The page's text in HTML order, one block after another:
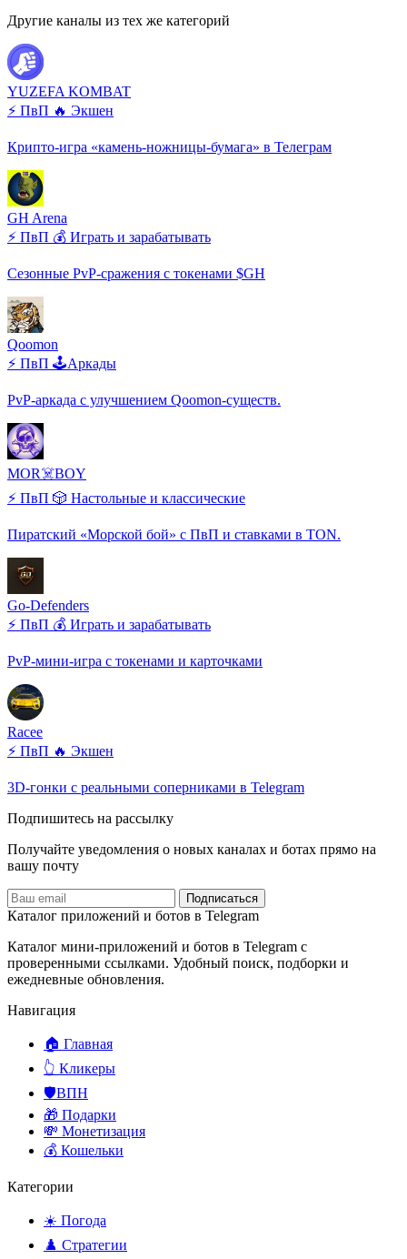
Другие каналы из тех же категорий
YUZEFA KOMBAT
⚡ ПвП 🔥 Экшен
Крипто-игра «камень-ножницы-бумага» в Телеграм
GH Arena
⚡ ПвП 💰 Играть и зарабатывать
Сезонные PvP-сражения с токенами $GH
Qoomon
⚡ ПвП 🕹️Аркады
PvP-аркада с улучшением Qoomon-существ.
MOR☠️BOY
⚡ ПвП 🎲 Настольные и классические
Пиратский «Морской бой» с ПвП и ставками в TON.
Go-Defenders
⚡ ПвП 💰 Играть и зарабатывать
PvP-мини-игра с токенами и карточками
Racee
⚡ ПвП 🔥 Экшен
3D-гонки с реальными соперниками в Telegram
Подпишитесь на рассылку
Получайте уведомления о новых каналах и ботаx прямо на
вашу почту
Подписаться
Каталог приложений и ботов в Telegram
Каталог мини-приложений и ботов в Telegram с
проверенными ссылками. Удобный поиск, подборки и
ежедневные обновления.
Навигация
🏠 Главная
👆 Кликеры
🛡️ВПН
🎁 Подарки
💸 Монетизация
💰 Кошельки
Категории
☀️ Погода
♟️ Стратегии